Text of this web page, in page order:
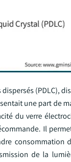
(PDLC),
une part de
du verre
Il
consommation
de la